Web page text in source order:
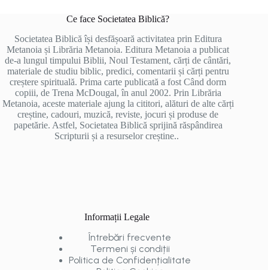
Ce face Societatea Biblică?
Societatea Biblică își desfășoară activitatea prin Editura
Metanoia și Librăria Metanoia. Editura Metanoia a publicat
de-a lungul timpului Biblii, Noul Testament, cărți de cântări,
materiale de studiu biblic, predici, comentarii și cărți pentru
creștere spirituală. Prima carte publicată a fost Când dorm
copiii, de Trena McDougal, în anul 2002. Prin Librăria
Metanoia, aceste materiale ajung la cititori, alături de alte cărți
creștine, cadouri, muzică, reviste, jocuri și produse de
papetărie. Astfel, Societatea Biblică sprijină răspândirea
Scripturii și a resurselor creștine..
Informații Legale
Întrebări frecvente
Termeni și condiții
Politica de Confidențialitate